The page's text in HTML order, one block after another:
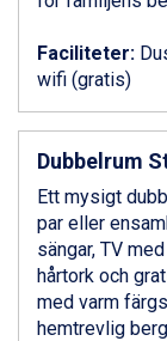
Passo
Bad
Sölden
Champoluc
Ischgl från
Wagrain
Val
St. Anton
Zell am
Faciliteter:
wifi (gratis)
Dubbelrum
Ett mysigt
par eller
sängar, TV
hårtork och
med varm
hemtrevlig